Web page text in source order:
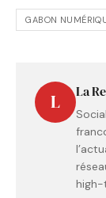
GABON
L La
high-